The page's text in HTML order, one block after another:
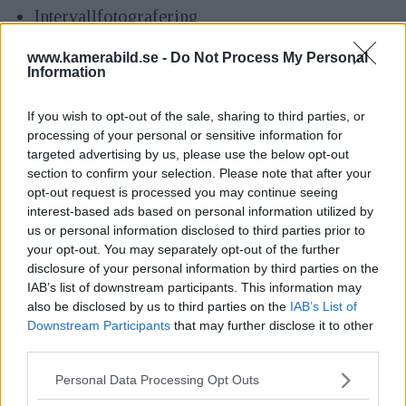
www.kamerabild.se - Do Not Process My Personal
Information
If you wish to opt-out of the sale, sharing to third parties, or
processing of your personal or sensitive information for
targeted advertising by us, please use the below opt-out
section to confirm your selection. Please note that after your
opt-out request is processed you may continue seeing
interest-based ads based on personal information utilized by
us or personal information disclosed to third parties prior to
your opt-out. You may separately opt-out of the further
disclosure of your personal information by third parties on the
IAB’s list of downstream participants. This information may
also be disclosed by us to third parties on the IAB’s List of
Downstream Participants that may further disclose it to other
Please note that this website/app uses one or more Google
Personal Data Processing Opt Outs
Intervallfotografering
Canons nya råformat CR3, 14 bitar
Vikt, kamaerahus: 485 gram
Wifi och blåtand
Canon EOS RPmed medföljande EF-adapter har
ett rekommenderat pris på 16 599 kronor inklusive
moms. EOS RP med RF 24–105L samt EF-adapter
kostar 27 599 kronor inklusive moms. Grepplattan
EF-E1 kostar 849 kronor inklusive moms.
Läs även